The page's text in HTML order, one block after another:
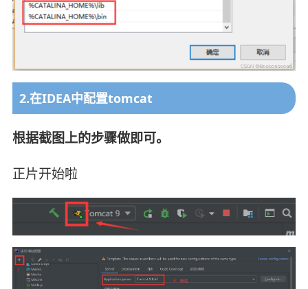
2.在IDEA中配置tomcat
根据截图上的步骤做即可。
正片开始啦